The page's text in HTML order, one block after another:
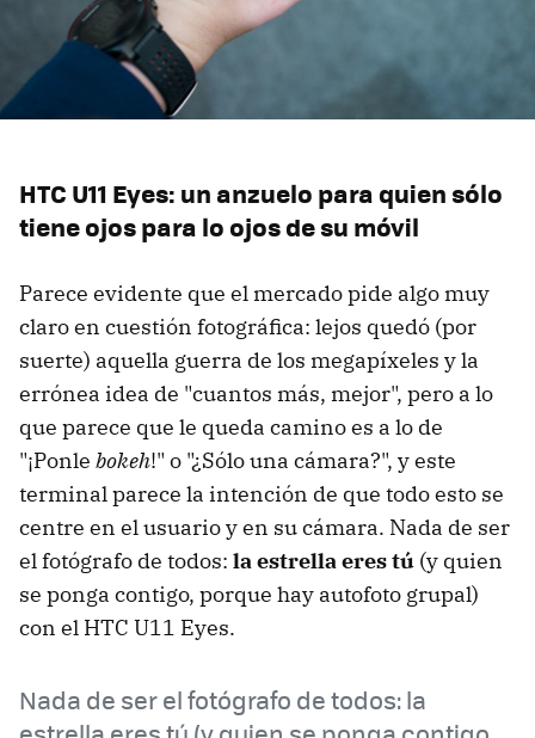
HTC U11 Eyes: un anzuelo para quien sólo
tiene ojos para lo ojos de su móvil
Parece evidente que el mercado pide algo muy
claro en cuestión fotográfica: lejos quedó (por
suerte) aquella guerra de los megapíxeles y la
errónea idea de "cuantos más, mejor", pero a lo
que parece que le queda camino es a lo de
"¡Ponle bokeh!" o "¿Sólo una cámara?", y este
terminal parece la intención de que todo esto se
centre en el usuario y en su cámara. Nada de ser
el fotógrafo de todos: la estrella eres tú (y quien
se ponga contigo, porque hay autofoto grupal)
con el HTC U11 Eyes.
Nada de ser el fotógrafo de todos: la